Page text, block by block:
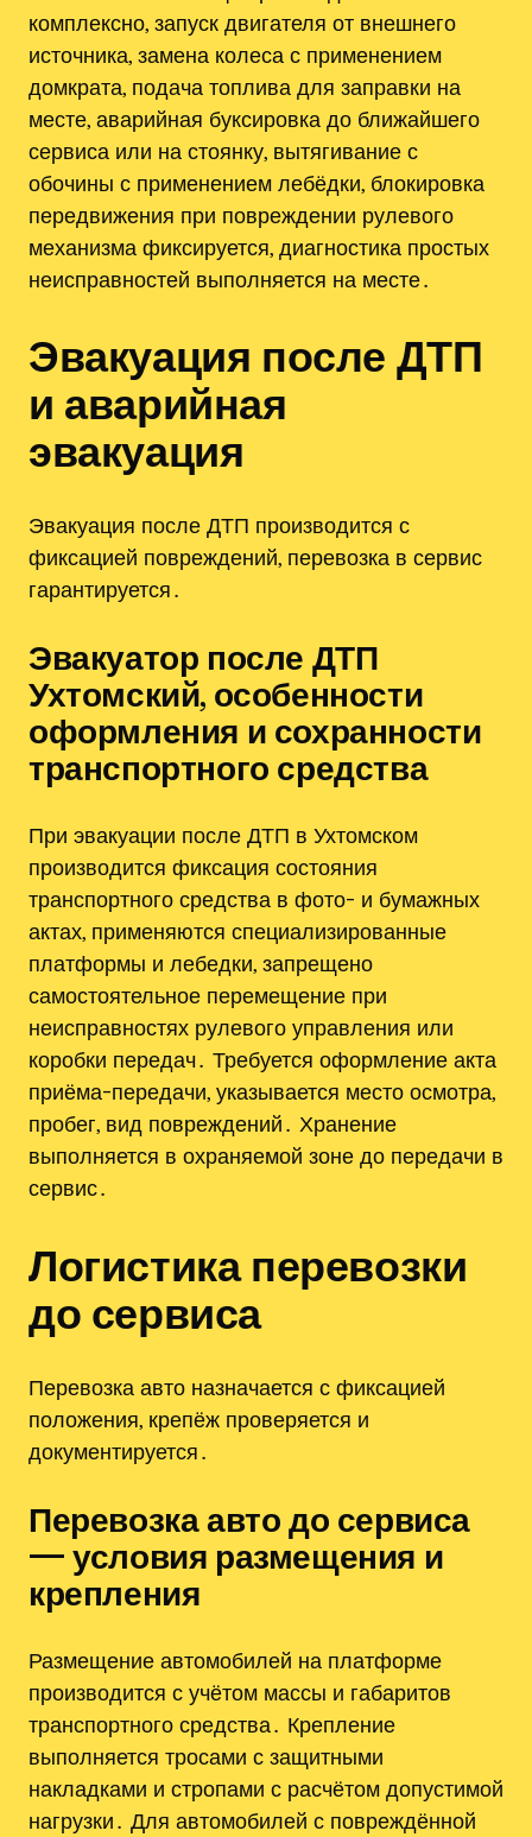
комплексно, запуск двигателя от внешнего
источника, замена колеса с применением
домкрата, подача топлива для заправки на
месте, аварийная буксировка до ближайшего
сервиса или на стоянку, вытягивание с
обочины с применением лебёдки, блокировка
передвижения при повреждении рулевого
механизма фиксируется, диагностика простых
неисправностей выполняется на месте․
Эвакуация после ДТП
и аварийная
эвакуация
Эвакуация после ДТП производится с
фиксацией повреждений, перевозка в сервис
гарантируется․
Эвакуатор после ДТП
Ухтомский, особенности
оформления и сохранности
транспортного средства
При эвакуации после ДТП в Ухтомском
производится фиксация состояния
транспортного средства в фото- и бумажных
актах, применяются специализированные
платформы и лебедки, запрещено
самостоятельное перемещение при
неисправностях рулевого управления или
коробки передач․ Требуется оформление акта
приёма-передачи, указывается место осмотра,
пробег, вид повреждений․ Хранение
выполняется в охраняемой зоне до передачи в
сервис․
Логистика перевозки
до сервиса
Перевозка авто назначается с фиксацией
положения, крепёж проверяется и
документируется․
Перевозка авто до сервиса
— условия размещения и
крепления
Размещение автомобилей на платформе
производится с учётом массы и габаритов
транспортного средства․ Крепление
выполняется тросами с защитными
накладками и стропами с расчётом допустимой
нагрузки․ Для автомобилей с повреждённой